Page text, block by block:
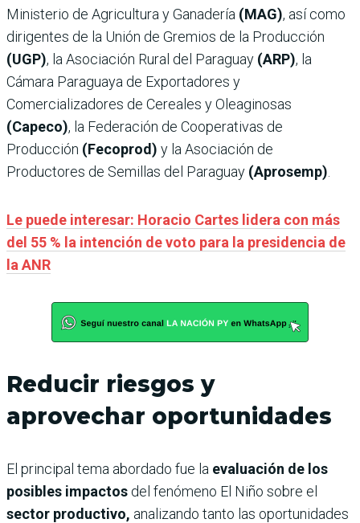
Ministerio de Agricultura y Ganadería (MAG), así como
dirigentes de la Unión de Gremios de la Producción
(UGP), la Asociación Rural del Paraguay (ARP), la
Cámara Paraguaya de Exportadores y
Comercializadores de Cereales y Oleaginosas
(Capeco), la Federación de Cooperativas de
Producción (Fecoprod) y la Asociación de
Productores de Semillas del Paraguay (Aprosemp)
Le puede interesar: Horacio Cartes lidera con más
del 55 % la intención de voto para la presidencia de
la ANR
Reducir riesgos y
aprovechar oportunidades
El principal tema abordado fue la evaluación de los
posibles impactos del fenómeno El Niño sobre el
sector productivo, analizando tanto las oportunidades